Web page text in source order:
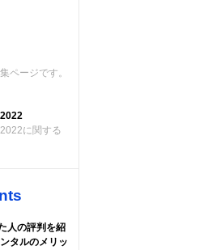
ページです。
に関する
人の評判を紹
タルのメリッ